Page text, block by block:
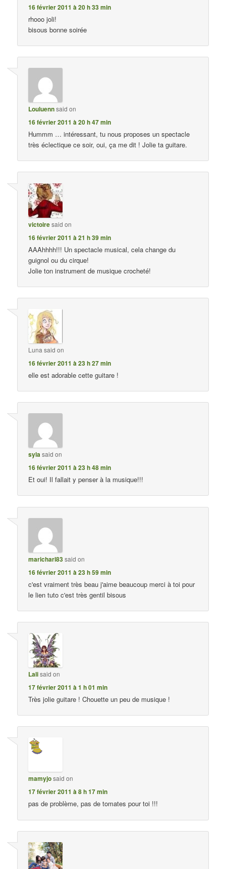
16 février 2011 à 20 h 33 min
rhooo joli!
bisous bonne soirée
Louluennsaid on
16 février 2011 à 20 h 47 min
Hummm … intéressant, tu nous proposes un spectacle
très éclectique ce soir, oui, ça me dit ! Jolie ta guitare.
victoiresaid on
16 février 2011 à 21 h 39 min
AAAhhhh!!! Un spectacle musical, cela change du
guignol ou du cirque!
Jolie ton instrument de musique crocheté!
Luna said on
16 février 2011 à 23 h 27 min
elle est adorable cette guitare !
sylasaid on
16 février 2011 à 23 h 48 min
Et oui! Il fallait y penser à la musique!!!
maricharl83said on
16 février 2011 à 23 h 59 min
c'est vraiment très beau j'aime beaucoup merci à toi pour
le lien tuto c'est très gentil bisous
Lalisaid on
17 février 2011 à 1 h 01 min
Très jolie guitare ! Chouette un peu de musique !
mamyjosaid on
17 février 2011 à 8 h 17 min
pas de problème, pas de tomates pour toi !!!